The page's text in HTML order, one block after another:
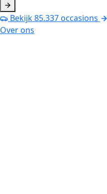
Bekijk85.337occasions
Over ons